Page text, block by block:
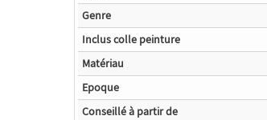
Genre
Inclus colle peinture
Matériau
Epoque
Conseillé à partir de